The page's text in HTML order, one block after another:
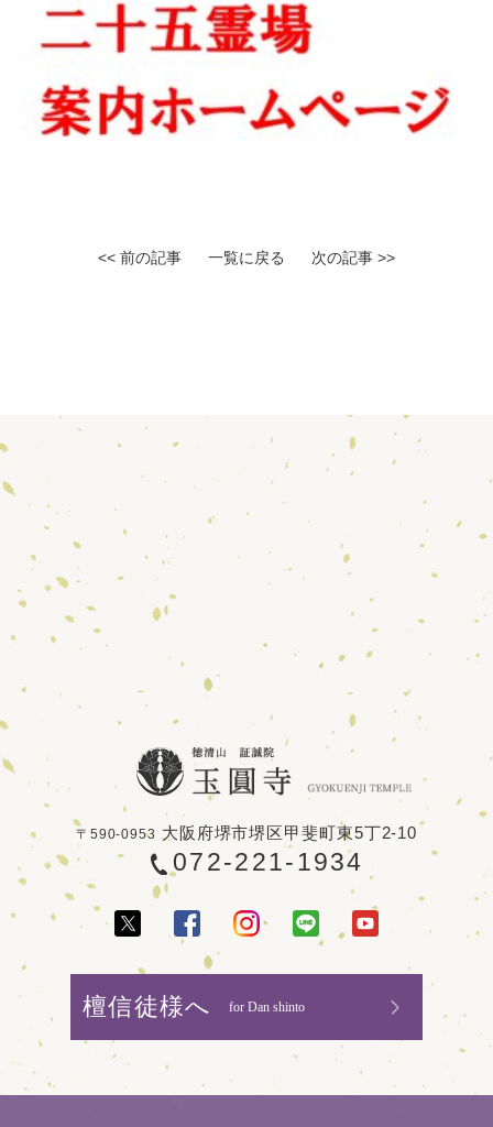
<< 前の記事 一覧に戻る 次の記事 >>
〒590-0953 大阪府堺市堺区甲斐町東5丁2-10
072-221-1934
檀信徒様へ for Dan shinto